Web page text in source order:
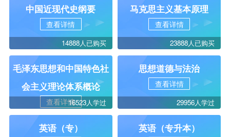
中国近现代史纲要
查看详情
14888人已购买
马克思主义基本原理
查看详情
23888人已购买
毛泽东思想和中国特色社
会主义理论体系概论
查看详情16523人学过
思想道德与法治
查看详情
29956人学过
英语（专） 英语（专升本）